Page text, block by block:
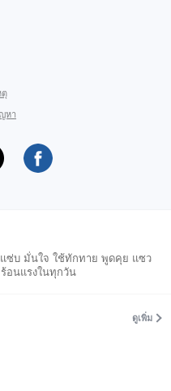
ตุ
หา
แซ่บ มั่นใจ ใช้ทักทาย พูดคุย แซว
อนแรงในทุกวัน
ดูเพิ่ม